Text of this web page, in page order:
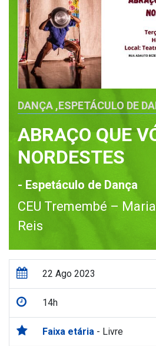
DANÇA ,ESPETÁCULO DE
ABRAÇO QUE
NORDESTES
- Espetáculo de Dança
CEU Tremembé –
Reis
22 Ago 2023
14h
Faixa etária - Livre